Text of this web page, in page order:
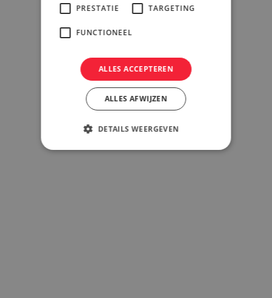
PRESTATIE TARGETING
FUNCTIONEEL
ALLES ACCEPTEREN
ALLES AFWIJZEN
DETAILS WEERGEVEN